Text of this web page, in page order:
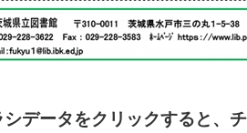
データをクリックすると、